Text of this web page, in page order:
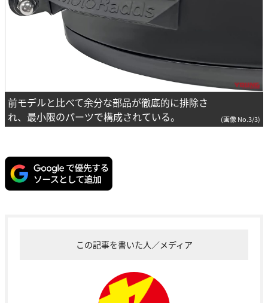
前モデルと比べて余分な部品が徹底的に排除さ
れ、最小限のパーツで構成されている。
(画像 No.3/3)
この記事を書いた人／メディア